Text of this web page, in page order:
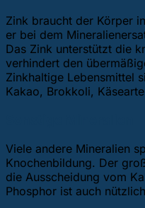
Zink braucht der Körper
er bei dem
Das Zink unterstützt die
verhindert den
Zinkhaltige Lebensmittel
Kakao, Brokkoli,
Viele andere Mineralien
Knochenbildung. Der
die Ausscheidung vom
Phosphor ist auch